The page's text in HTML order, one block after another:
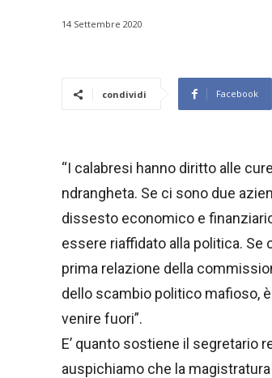
14 Settembre 2020
condividi Facebook
“I calabresi hanno diritto alle
ndrangheta. Se ci sono due
dissesto economico e
essere riaffidato alla politica. Se
prima relazione della
dello scambio politico mafioso,
venire fuori”.
E’ quanto sostiene il segretario
auspichiamo che la